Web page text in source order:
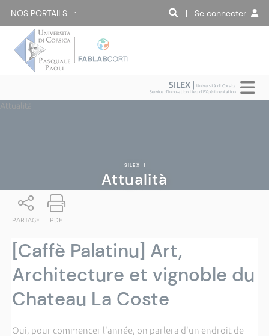
NOS PORTAILS : | Se connecter
SILEX |Università di Corsica
Service d'Innovation Lieu d'EXpérimentation
Attualità
SILEX |
Attualità
PARTAGE PDF
[Caffè Palatinu] Art,
Architecture et vignoble du
Chateau La Coste
Oui, pour commencer l'année, on parlera d'un endroit de